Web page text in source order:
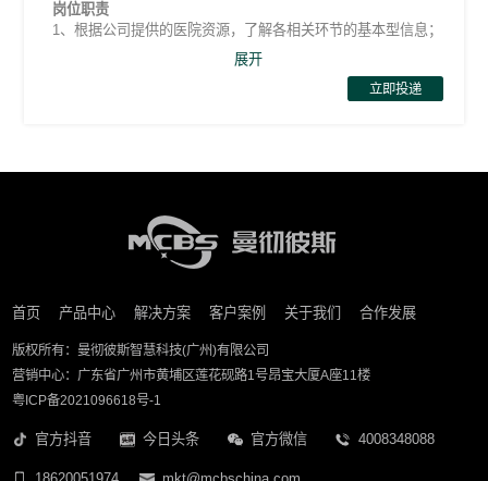
求、用户反馈，分析用户行为，进行产品用户体验的持续优
化，对用户满意度负责;
4、深刻理解行业发展趋势和竞品战略战术，结合用户反馈和技
术适配，提出最优解决方案，对接产品战略部优化产品功能，
实现产品创新和标准化，对接商务部和销售部传达产品卖点和
专家沟通，并且提出自己的观点和建议。
2、对产品和行业有深度钻研热情，有深度思考的探索能力;
3、学习能力极佳、积极主动勤学好问、理工科学历背景，医
学、检验、自动化、机械、计算机、电子等相关专业;
4、具备方案、产品、研发岗位经验;
5、医疗、实验室、大型设备等软硬件结合的行业相关从业背
6、擅长ppt制作，文案水平良好，熟练CAD软件。
岗位职责
1、根据公司提供的医院资源，了解各相关环节的基本型信息；
2、开发项目经销商渠道，维护渠道关系，跟进项目进展；
3、把握项目推进过程中的各个环节及相关商务谈判；
4、日常客户开发，主动寻找项目机会和经销商渠道资源；
1、大专以上学历，专业不限；
3、具备独立推进医疗工程项目销售的能力；
4、具备良好的职业素养，有强烈的事业心、抗压性强、以业绩
展开
立即投递
首页 产品中心 解决方案 客户案例 关于我们 合作发展
版权所有：曼彻彼斯智慧科技(广州)有限公司
营销中心：广东省广州市黄埔区莲花砚路1号昂宝大厦A座11楼
粤ICP备2021096618号-1
官方抖音 今日头条 官方微信 4008348088